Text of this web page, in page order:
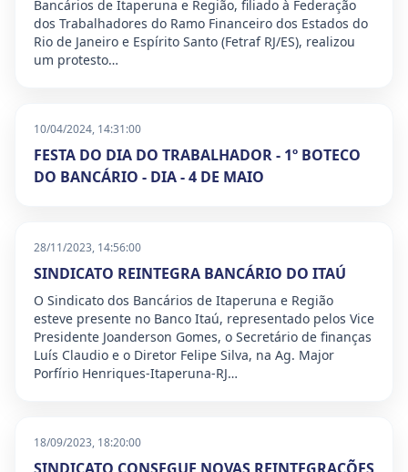
Bancários de Itaperuna e Região, filiado à Federação
dos Trabalhadores do Ramo Financeiro dos Estados do
Rio de Janeiro e Espírito Santo (Fetraf RJ/ES), realizou
um protesto…
10/04/2024, 14:31:00
FESTA DO DIA DO TRABALHADOR - 1º BOTECO
DO BANCÁRIO - DIA - 4 DE MAIO
28/11/2023, 14:56:00
SINDICATO REINTEGRA BANCÁRIO DO ITAÚ
O Sindicato dos Bancários de Itaperuna e Região
esteve presente no Banco Itaú, representado pelos Vice
Presidente Joanderson Gomes, o Secretário de finanças
Luís Claudio e o Diretor Felipe Silva, na Ag. Major
Porfírio Henriques-Itaperuna-RJ…
18/09/2023, 18:20:00